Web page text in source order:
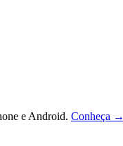
e Android. Conheça →